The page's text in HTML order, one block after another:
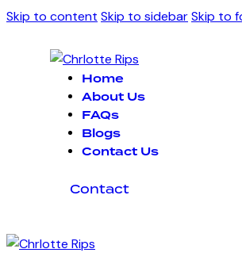
Skip to content Skip to sidebarSkip to
Home
About Us
FAQs
Blogs
Contact Us
Contact